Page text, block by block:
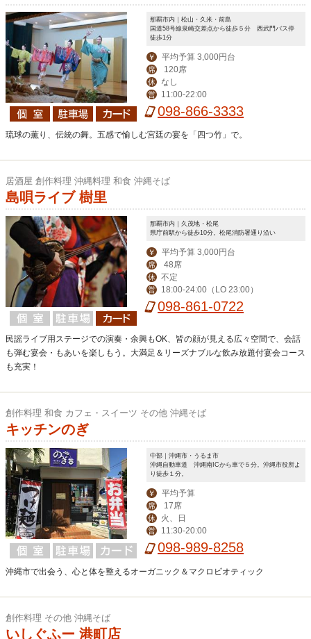
那覇市内｜松山・久米・前島
国道58号線泉崎交差点から徒歩５分 西武門バス停
徒歩1分
￥ 平均予算 3,000円台
席 120席
休 なし
営 11:00-22:00
098-866-3333
琉球の薫り、伝統の舞。五感で愉しむ宮廷の宴を「四つ竹」で。
居酒屋 創作料理 沖縄料理 和食 沖縄そば
島唄ライブ 樹里
那覇市内｜久茂地・松尾
県庁前駅から徒歩10分。松尾消防署通り沿い
￥ 平均予算 3,000円台
席 48席
休 不定
営 18:00-24:00（LO 23:00）
098-861-0722
民謡ライブ用ステージでの演奏・余興もOK、皆の顔が見える広々空間で、会話
も弾む宴会・もあいを楽しもう。大満足＆リーズナブルな飲み放題付宴会コース
も充実！
創作料理 和食 カフェ・スイーツ その他 沖縄そば
キッチンのぎ
中部｜沖縄市・うるま市
沖縄自動車道 沖縄南ICから車で５分。沖縄市役所よ
り徒歩１分。
￥ 平均予算
席 17席
休 火、日
営 11:30-20:00
098-989-8258
沖縄市で出会う、心と体を整えるオーガニック＆マクロビオティック
創作料理 その他 沖縄そば
いしぐふー 港町店